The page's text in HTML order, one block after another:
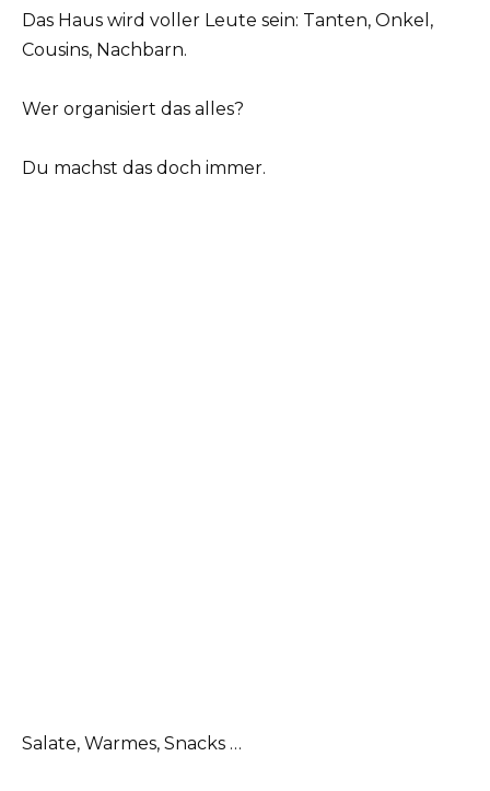
Das Haus wird voller Leute sein: Tanten, Onkel,
Cousins, Nachbarn.
Wer organisiert das alles?
Du machst das doch immer.
Salate, Warmes, Snacks …